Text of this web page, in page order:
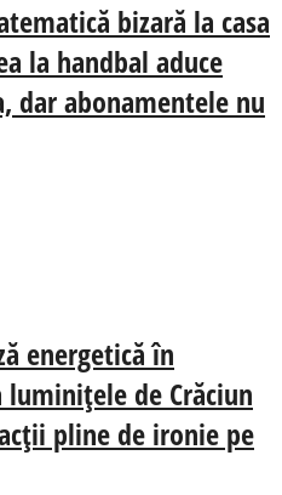
bizară la casa
la handbal aduce
dar abonamentele nu
energetică în
de Crăciun
pline de ironie pe